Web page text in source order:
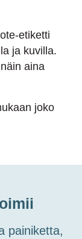
etiketti
ja kuvilla.
aina
joko
painiketta,